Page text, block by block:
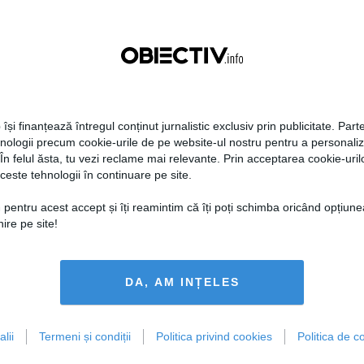
își finanțează întregul conținut jurnalistic exclusiv prin publicitate.
precum cookie-urile de pe website-ul nostru pentru a
felul ăsta, tu vezi reclame mai relevante. Prin acceptarea cookie-
tehnologii în continuare pe site.
pentru acest accept și îți reamintim că îți poți schimba oricând
pe site!
DA, AM INȚELES
Termeni și condiții Politica privind cookies Politica de
Citeşte mai departe 03 feb, 15:22
gazelor ieftine.
către
Să-i lăsam şi pe
Citeşte mai departe
Alina Gorghiu: PNL va vota
pentru ridicarea imunității lui
02 feb, 22:32 Citeşte mai departe